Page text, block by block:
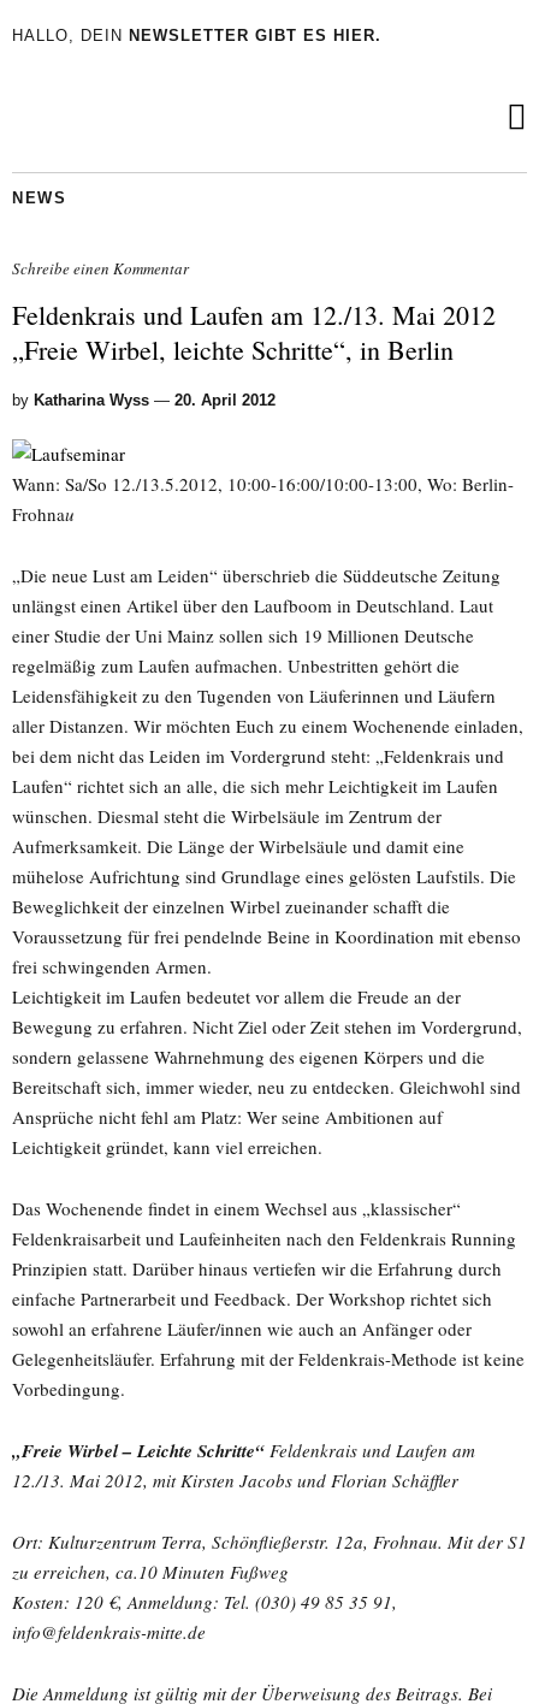
HALLO, DEIN NEWSLETTER GIBT ES HIER.
NEWS
Schreibe einen Kommentar
Feldenkrais und Laufen am 12./13. Mai 2012
„Freie Wirbel, leichte Schritte“, in Berlin
by Katharina Wyss — 20. April 2012
Wann: Sa/So 12./13.5.2012, 10:00-16:00/10:00-13:00, Wo: Berlin-
Frohnau
„Die neue Lust am Leiden“ überschrieb die Süddeutsche Zeitung
unlängst einen Artikel über den Laufboom in Deutschland. Laut
einer Studie der Uni Mainz sollen sich 19 Millionen Deutsche
regelmäßig zum Laufen aufmachen. Unbestritten gehört die
Leidensfähigkeit zu den Tugenden von Läuferinnen und Läufern
aller Distanzen. Wir möchten Euch zu einem Wochenende einladen,
bei dem nicht das Leiden im Vordergrund steht: „Feldenkrais und
Laufen“ richtet sich an alle, die sich mehr Leichtigkeit im Laufen
wünschen. Diesmal steht die Wirbelsäule im Zentrum der
Aufmerksamkeit. Die Länge der Wirbelsäule und damit eine
mühelose Aufrichtung sind Grundlage eines gelösten Laufstils. Die
Beweglichkeit der einzelnen Wirbel zueinander schafft die
Voraussetzung für frei pendelnde Beine in Koordination mit ebenso
frei schwingenden Armen.
Leichtigkeit im Laufen bedeutet vor allem die Freude an der
Bewegung zu erfahren. Nicht Ziel oder Zeit stehen im Vordergrund,
sondern gelassene Wahrnehmung des eigenen Körpers und die
Bereitschaft sich, immer wieder, neu zu entdecken. Gleichwohl sind
Ansprüche nicht fehl am Platz: Wer seine Ambitionen auf
Leichtigkeit gründet, kann viel erreichen.
Das Wochenende findet in einem Wechsel aus „klassischer“
Feldenkraisarbeit und Laufeinheiten nach den Feldenkrais Running
Prinzipien statt. Darüber hinaus vertiefen wir die Erfahrung durch
einfache Partnerarbeit und Feedback. Der Workshop richtet sich
sowohl an erfahrene Läufer/innen wie auch an Anfänger oder
Gelegenheitsläufer. Erfahrung mit der Feldenkrais-Methode ist keine
Vorbedingung.
„Freie Wirbel – Leichte Schritte“ Feldenkrais und Laufen am
12./13. Mai 2012, mit Kirsten Jacobs und Florian Schäffler
Ort: Kulturzentrum Terra, Schönfließerstr. 12a, Frohnau. Mit der S1
zu erreichen, ca.10 Minuten Fußweg
Kosten: 120 €, Anmeldung: Tel. (030) 49 85 35 91,
info@feldenkrais-mitte.de
Die Anmeldung ist gültig mit der Überweisung des Beitrags. Bei